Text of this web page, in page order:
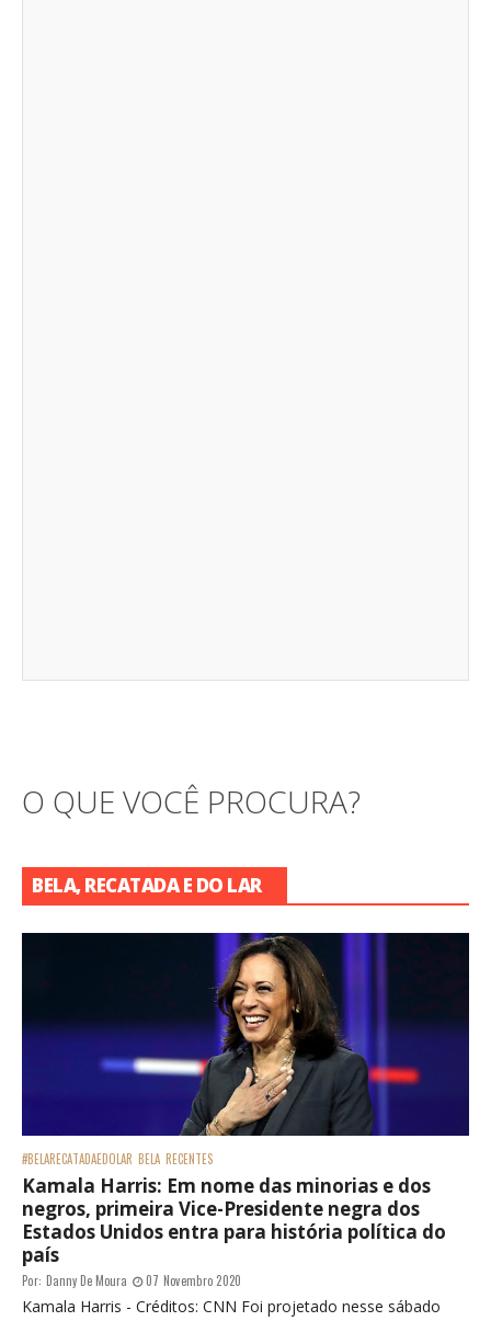
O QUE VOCÊ PROCURA?
BELA, RECATADA E DO LAR
#BELARECATADAEDOLAR BELA RECENTES
Kamala Harris: Em nome das minorias e dos
negros, primeira Vice-Presidente negra dos
Estados Unidos entra para história política do
país
Por: Danny De Moura 07 Novembro 2020
Kamala Harris - Créditos: CNN Foi projetado nesse sábado